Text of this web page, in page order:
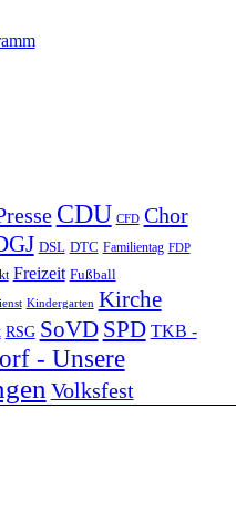
CDU CFD Chor
DSL DTC Familientag FDP
Freizeit Fußball
Kindergarten Kirche
RSG SoVD SPD TKB -
- Unsere
Volksfest